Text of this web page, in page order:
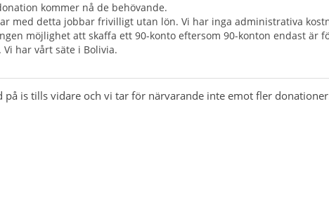
kommer nå de behövande.
med detta jobbar frivilligt utan lön. Vi har inga administrativa
möjlighet att skaffa ett 90-konto eftersom 90-konton endast är
Vi har vårt säte i Bolivia.
på is tills vidare och vi tar för närvarande inte emot fler